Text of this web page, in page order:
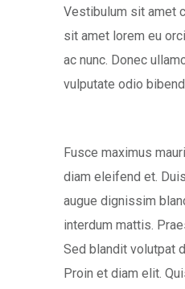
Vestibulum sit amet
sit amet lorem eu
ac nunc. Donec
vulputate odio
Fusce maximus
diam eleifend et.
augue dignissim
interdum mattis.
Sed blandit volutpat
Proin et diam elit.